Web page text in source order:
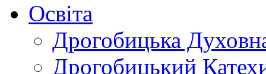
Освіта
Дрогобицька
Дрогобицький